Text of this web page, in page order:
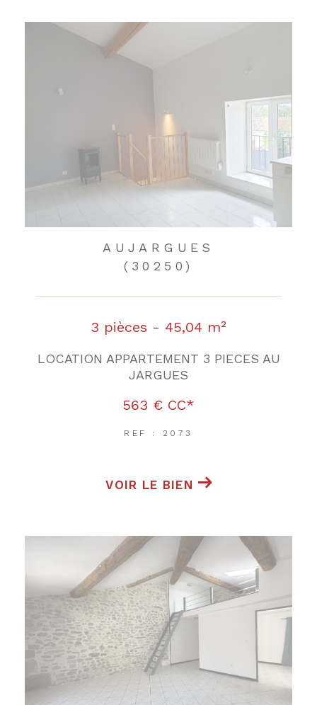
AUJARGUES
(30250)
3 pièces - 45,04 m²
LOCATION APPARTEMENT 3 PIECES AU
JARGUES
563 € CC*
REF : 2073
VOIR LE BIEN